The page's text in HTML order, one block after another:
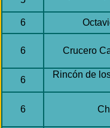
6
6 Crucero
6
Rincón de
6